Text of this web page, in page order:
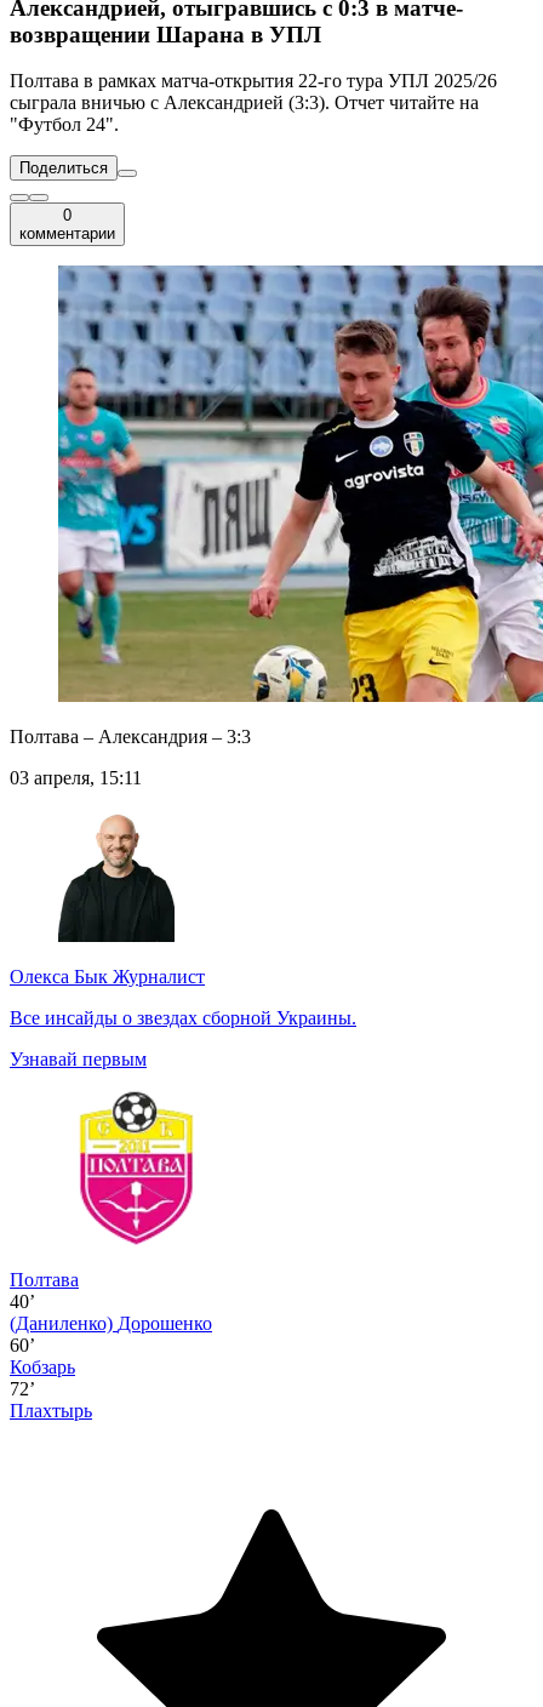
Александрией, отыгравшись с 0:3 в матче-
возвращении Шарана в УПЛ
Полтава в рамках матча-открытия 22-го тура УПЛ 2025/26
сыграла вничью с Александрией (3:3). Отчет читайте на
"Футбол 24".
Поделиться
0
комментарии
Полтава – Александрия – 3:3
03 апреля, 15:11
Олекса Бык Журналист
Все инсайды о звездах сборной Украины.
Узнавай первым
Полтава
40’
(Даниленко) Дорошенко
60’
Кобзарь
72’
Плахтырь